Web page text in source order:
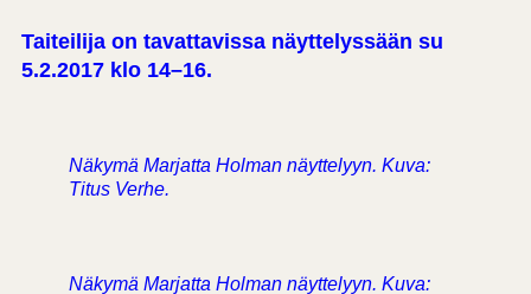
Taiteilija on tavattavissa näyttelyssään su
5.2.2017 klo 14–16.
Näkymä Marjatta Holman näyttelyyn. Kuva:
Titus Verhe.
Näkymä Marjatta Holman näyttelyyn. Kuva: